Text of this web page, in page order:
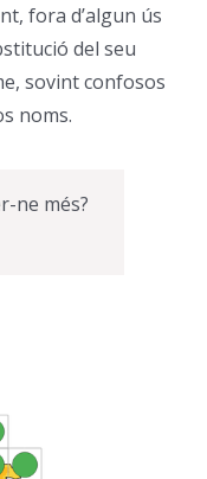
fora d’algun ús
del seu
sovint confosos
noms.
ne més?